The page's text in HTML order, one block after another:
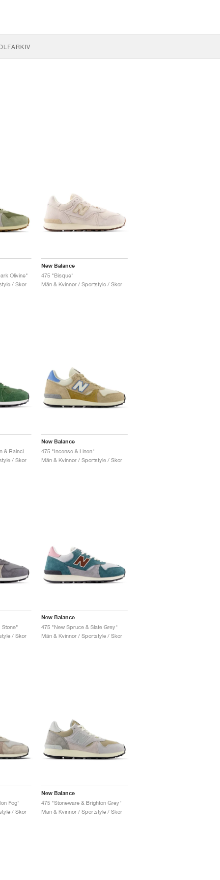
ARKIV
Olivine"
/ Skor
New Balance
475 "Bisque"
Män & Kvinnor / Sportstyle / Skor
475 "Dark Alpine Green & Raincloud"
/ Skor
New Balance
475 "Incense & Linen"
Män & Kvinnor / Sportstyle / Skor
Stone"
/ Skor
New Balance
475 "New Spruce & Slate Grey"
Män & Kvinnor / Sportstyle / Skor
Fog"
/ Skor
New Balance
475 "Stoneware & Brighton Grey"
Män & Kvinnor / Sportstyle / Skor